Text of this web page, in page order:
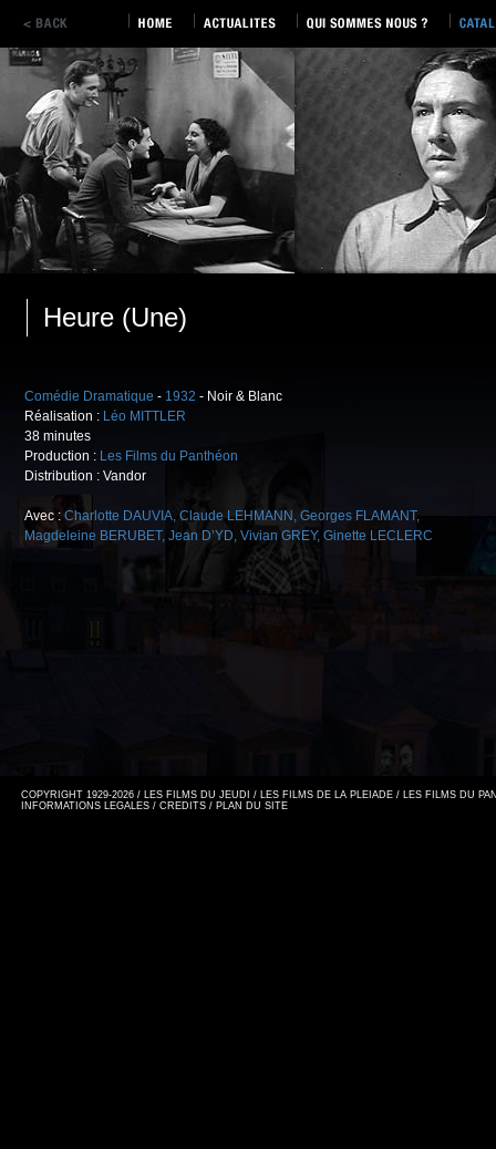
Heure (Une)
Comédie Dramatique - 1932 - Noir & Blanc
Réalisation : Léo MITTLER
38 minutes
Production : Les Films du Panthéon
Distribution : Vandor
Avec : Charlotte DAUVIA, Claude LEHMANN , Georges FLAMANT,
Magdeleine BERUBET, Jean D’YD, Vivian GREY, Ginette LECLERC
COPYRIGHT 1929-2026 / LES FILMS DU JEUDI / LES FILMS DE LA PLEIADE / LES FILMS DU
INFORMATIONS LEGALES / CREDITS / PLAN DU SITE